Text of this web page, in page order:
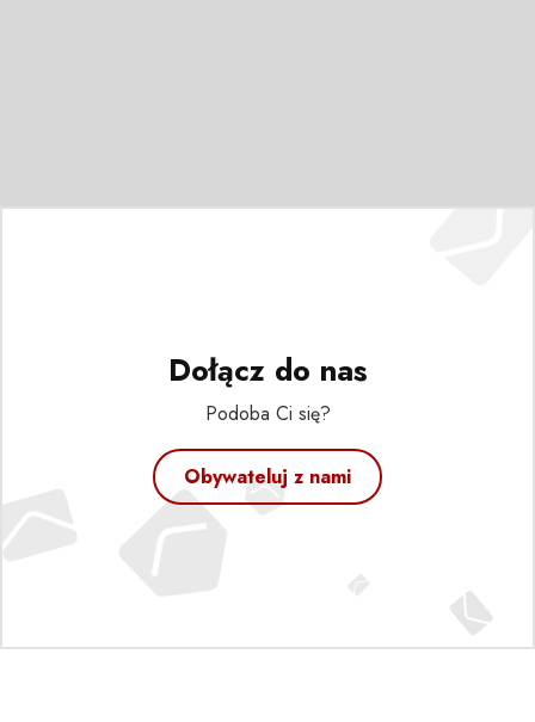
Dołącz do nas
Podoba Ci się?
Obywateluj z nami